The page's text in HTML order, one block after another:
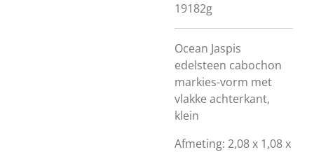
19182g
Ocean Jaspis
edelsteen cabochon
markies-vorm met
vlakke achterkant,
klein
Afmeting: 2,08 x 1,08 x